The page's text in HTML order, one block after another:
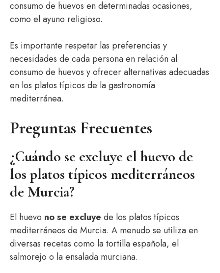
consumo de huevos en determinadas ocasiones,
como el ayuno religioso.
Es importante respetar las preferencias y
necesidades de cada persona en relación al
consumo de huevos y ofrecer alternativas adecuadas
en los platos típicos de la gastronomía
mediterránea.
Preguntas Frecuentes
¿Cuándo se excluye el huevo de
los platos típicos mediterráneos
de Murcia?
El huevo no se excluye de los platos típicos
mediterráneos de Murcia. A menudo se utiliza en
diversas recetas como la tortilla española, el
salmorejo o la ensalada murciana.